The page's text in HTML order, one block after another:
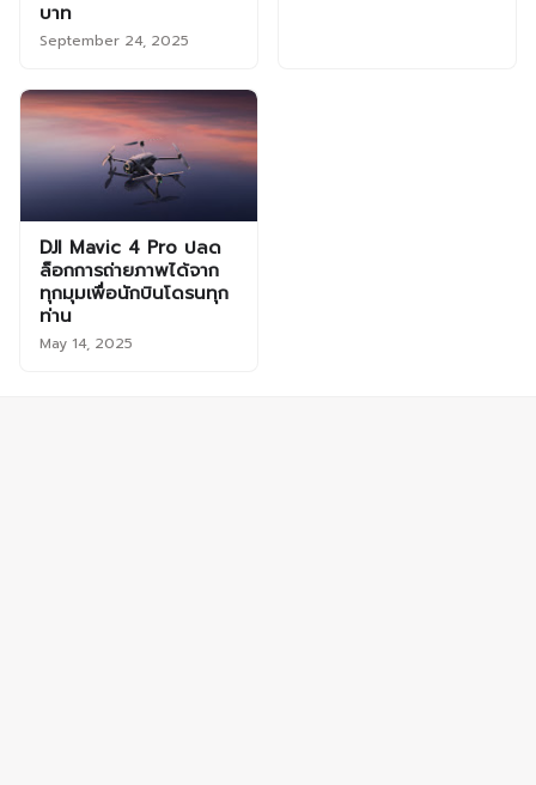
บาท
September 24, 2025
DJI Mavic 4 Pro ปลด
ล็อกการถ่ายภาพได้จาก
ทุกมุมเพื่อนักบินโดรนทุก
ท่าน
May 14, 2025